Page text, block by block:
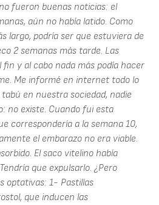
fueron buenas noticias: el
aún no había latido. Como
largo, podría ser que estuviera de
2 semanas más tarde. Las
fin y al cabo nada más podía hacer
Me informé en internet todo lo
en nuestra sociedad, nadie
no existe. Cuando fui esta
correspondería a la semana 10,
el embarazo no era viable.
El saco vitelino había
que expulsarlo. ¿Pero
optativas: 1- Pastillas
que inducen las